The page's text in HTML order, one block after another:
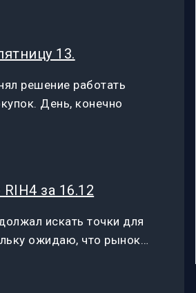
13.
решение работать
День, конечно
за 16.12
искать точки для
ожидаю, что рынок…